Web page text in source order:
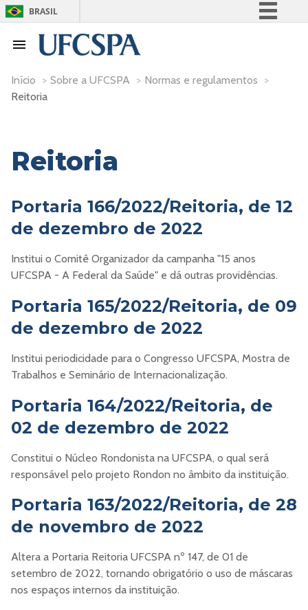
BRASIL
Participe
Início > Sobre a UFCSPA > Normas e regulamentos >
Reitoria
Reitoria
Portaria 166/2022/Reitoria, de 12
de dezembro de 2022
Institui o Comitê Organizador da campanha "15 anos
UFCSPA - A Federal da Saúde" e dá outras providências.
Portaria 165/2022/Reitoria, de 09
de dezembro de 2022
Institui periodicidade para o Congresso UFCSPA, Mostra de
Trabalhos e Seminário de Internacionalização.
Portaria 164/2022/Reitoria, de
02 de dezembro de 2022
Constitui o Núcleo Rondonista na UFCSPA, o qual será
responsável pelo projeto Rondon no âmbito da instituição.
Portaria 163/2022/Reitoria, de 28
de novembro de 2022
Altera a Portaria Reitoria UFCSPA nº 147, de 01 de
setembro de 2022, tornando obrigatório o uso de máscaras
nos espaços internos da instituição.